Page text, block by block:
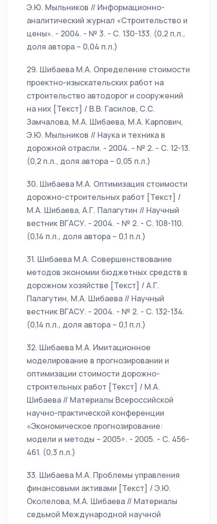
Э.Ю. Мыльников // Информационно-
аналитический журнал «Строительство и
цены». - 2004. - № 3. - С. 130-133. (0,2 п.л.,
доля автора – 0,04 п.л.)
29. Шибаева М.А. Определение стоимости
проектно-изыскательских работ на
строительство автодорог и сооружений
на них [Текст] / В.В. Гасилов, С.С.
Замчалова, М.А. Шибаева, М.А. Карпович,
Э.Ю. Мыльников // Наука и техника в
дорожной отрасли. - 2004. - № 2. - С. 12-13.
(0,2 п.л., доля автора – 0,05 п.л.)
30. Шибаева М.А. Оптимизация стоимости
дорожно-строительных работ [Текст] /
М.А. Шибаева, А.Г. Палагутин // Научный
вестник ВГАСУ. - 2004. - № 2. - С. 108-110.
(0,14 п.л., доля автора – 0,1 п.л.)
31. Шибаева М.А. Совершенствование
методов экономии бюджетных средств в
дорожном хозяйстве [Текст] / А.Г.
Палагутин, М.А. Шибаева // Научный
вестник ВГАСУ. - 2004. - № 2. - С. 132-134.
(0,14 п.л., доля автора – 0,1 п.л.)
32. Шибаева М.А. Имитационное
моделирование в прогнозировании и
оптимизации стоимости дорожно-
строительных работ [Текст] / М.А.
Шибаева // Материалы Всероссийской
научно-практической конференции
«Экономическое прогнозирование:
модели и методы – 2005». - 2005. - С. 456-
461. (0,3 п.л.)
33. Шибаева М.А. Проблемы управления
финансовыми активами [Текст] / Э.Ю.
Околелова, М.А. Шибаева // Материалы
седьмой Международной научной